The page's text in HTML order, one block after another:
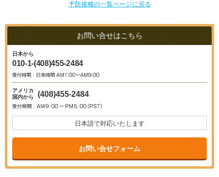
予防接種の一覧ページに戻る
お問い合せはこちら
日本から
010-1-(408)455-2484
アメリカ
国内から
(408)455-2484
日本語で対応いたします
お問い合せフォーム